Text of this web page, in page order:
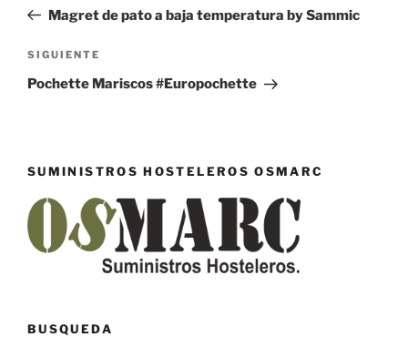
entradas
anterior:
Magret de pato a baja temperatura by Sammic
Siguiente
entrada
SIGUIENTE
Pochette Mariscos #Europochette
SUMINISTROS HOSTELEROS OSMARC
BUSQUEDA